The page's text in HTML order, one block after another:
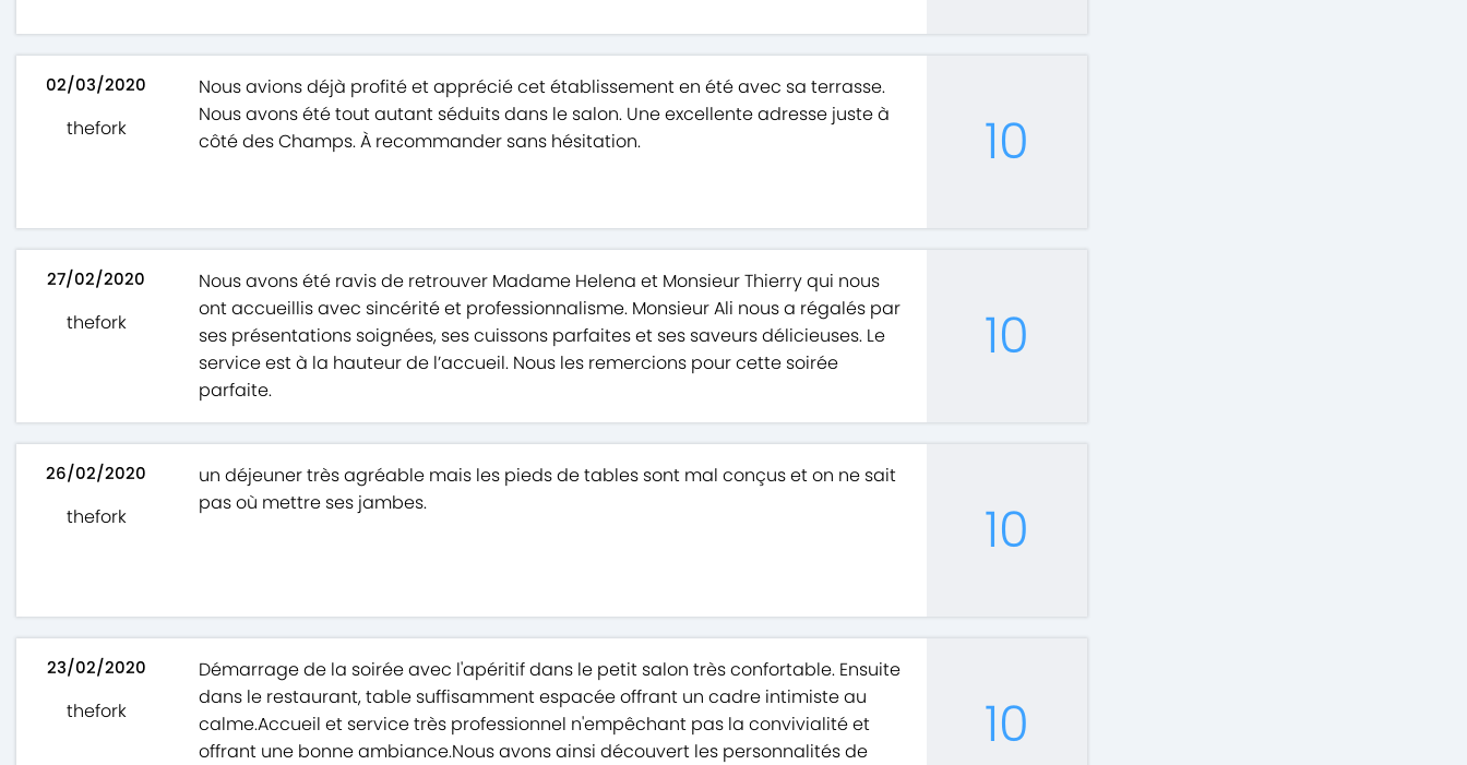
02/03/2020
thefork
Nous avions déjà profité et apprécié cet établissement en été avec sa terrasse.
Nous avons été tout autant séduits dans le salon. Une excellente adresse juste à
côté des Champs. À recommander sans hésitation.
10
27/02/2020
thefork
Nous avons été ravis de retrouver Madame Helena et Monsieur Thierry qui nous
ont accueillis avec sincérité et professionnalisme. Monsieur Ali nous a régalés par
ses présentations soignées, ses cuissons parfaites et ses saveurs délicieuses. Le
service est à la hauteur de l’accueil. Nous les remercions pour cette soirée
parfaite.
10
26/02/2020
thefork
un déjeuner très agréable mais les pieds de tables sont mal conçus et on ne sait
pas où mettre ses jambes.
10
23/02/2020
thefork
Démarrage de la soirée avec l'apéritif dans le petit salon très confortable. Ensuite
dans le restaurant, table suffisamment espacée offrant un cadre intimiste au
calme.Accueil et service très professionnel n'empêchant pas la convivialité et
offrant une bonne ambiance.Nous avons ainsi découvert les personnalités de
10